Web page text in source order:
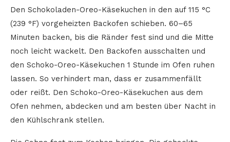
Den Schokoladen-Oreo-Käsekuchen in den auf 115 °C
(239 °F) vorgeheizten Backofen schieben. 60–65
Minuten backen, bis die Ränder fest sind und die Mitte
noch leicht wackelt. Den Backofen ausschalten und
den Schoko-Oreo-Käsekuchen 1 Stunde im Ofen ruhen
lassen. So verhindert man, dass er zusammenfällt
oder reißt. Den Schoko-Oreo-Käsekuchen aus dem
Ofen nehmen, abdecken und am besten über Nacht in
den Kühlschrank stellen.